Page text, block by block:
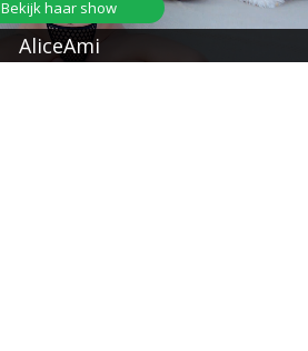
AliceAmi
Bekijk haar show